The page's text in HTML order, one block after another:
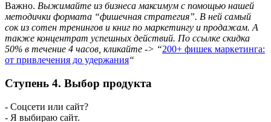
Важно. Выжимайте из бизнеса максимум с помощью нашей
методички формата “фишечная стратегия”. В ней самый
сок из сотен тренингов и книг по маркетингу и продажам. А
также концентрат успешных действий. По ссылке скидка
50% в течение 4 часов, кликайте -> “200+ фишек маркетинга:
от привлечения до удержания“
Ступень 4. Выбор продукта
- Соцсети или сайт?
- Я выбираю сайт.